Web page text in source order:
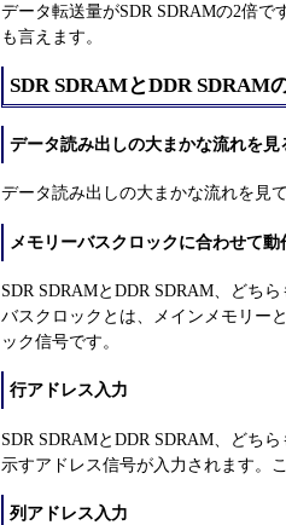
データ転送量がSDR SDRAMの2倍で
も言えます。
SDR SDRAMとDDR SDRAM
データ読み出しの大まかな流れを見
データ読み出しの大まかな流れを見
メモリーバスクロックに合わせて動
SDR SDRAMとDDR SDRAM、どち
バスクロックとは、メインメモリー
ック信号です。
行アドレス入力
SDR SDRAMとDDR SDRAM、どち
示すアドレス信号が入力されます。
列アドレス入力